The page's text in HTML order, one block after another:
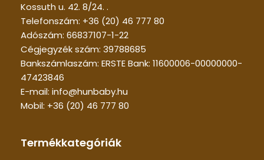
Kossuth u. 42. 8/24. .
Telefonszám: +36 (20) 46 777 80
Adószám: 66837107-1-22
Cégjegyzék szám: 39788685
Bankszámlaszám: ERSTE Bank: 11600006-00000000-
47423846
E-mail: info@hunbaby.hu
Mobil: +36 (20) 46 777 80
Termékkategóriák